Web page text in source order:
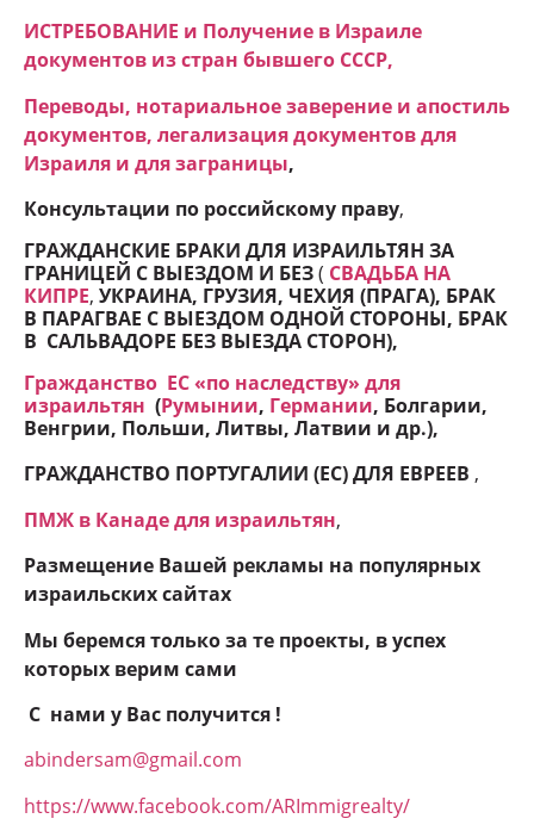
ИСТРЕБОВАНИЕ и Получение в Израиле
документов из стран бывшего СССР,
Переводы, нотариальное заверение и апостиль
документов, легализация документов для
Израиля и для заграницы,
Консультации по российскому праву,
ГРАЖДАНСКИЕ БРАКИ ДЛЯ ИЗРАИЛЬТЯН ЗА
ГРАНИЦЕЙ С ВЫЕЗДОМ И БЕЗ( СВАДЬБА НА
КИПРЕ, УКРАИНА, ГРУЗИЯ, ЧЕХИЯ (ПРАГА), БРАК
В ПАРАГВАЕ С ВЫЕЗДОМ ОДНОЙ СТОРОНЫ, БРАК
В САЛЬВАДОРЕ БЕЗ ВЫЕЗДА СТОРОН),
Гражданство ЕC «по наследству» для
израильтян (Румынии, Германии, Болгарии,
Венгрии, Польши, Литвы, Латвии и др.),
ГРАЖДАНСТВО ПОРТУГАЛИИ (ЕС) ДЛЯ ЕВРЕЕВ ,
ПМЖ в Канаде для израильтян,
Размещение Вашей рекламы на популярных
израильских сайтах
Мы беремся только за те проекты, в успех
которых верим сами
С нами у Вас получится !
abindersam@gmail.com
https://www.facebook.com/ARImmigrealty/